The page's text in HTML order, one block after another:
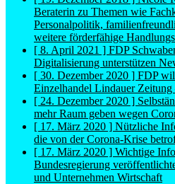
Beraterin zu Themen wie
Personalpolitik,
weitere förderfähige
[ 8. April 2021 ] FDP
Digitalisierung unterstützen
[ 30. Dezember 2020 ] FDP
Einzelhandel Lindauer
[ 24. Dezember 2020 ]
mehr Raum geben wegen
[ 17. März 2020 ] Nützliche
die von der Corona-Krise
[ 17. März 2020 ] Wichtige
Bundesregierung
und Unternehmen Wirtschaft